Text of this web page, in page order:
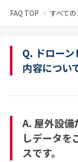
FAQ TOP すべて
Q. ドロー
内容につい
A. 屋外設備
しデータを
スです。